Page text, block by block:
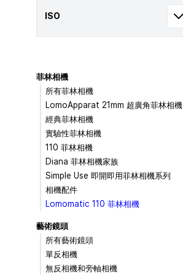
ISO
菲林相機
所有菲林相機
LomoApparat 21mm 超廣角菲林相機
經典菲林相機
實驗性菲林相機
110 菲林相機
Diana 菲林相機家族
Simple Use 即開即用菲林相機系列
相機配件
Lomomatic 110 菲林相機
藝術鏡頭
所有藝術鏡頭
單反相機
無反相機和旁軸相機